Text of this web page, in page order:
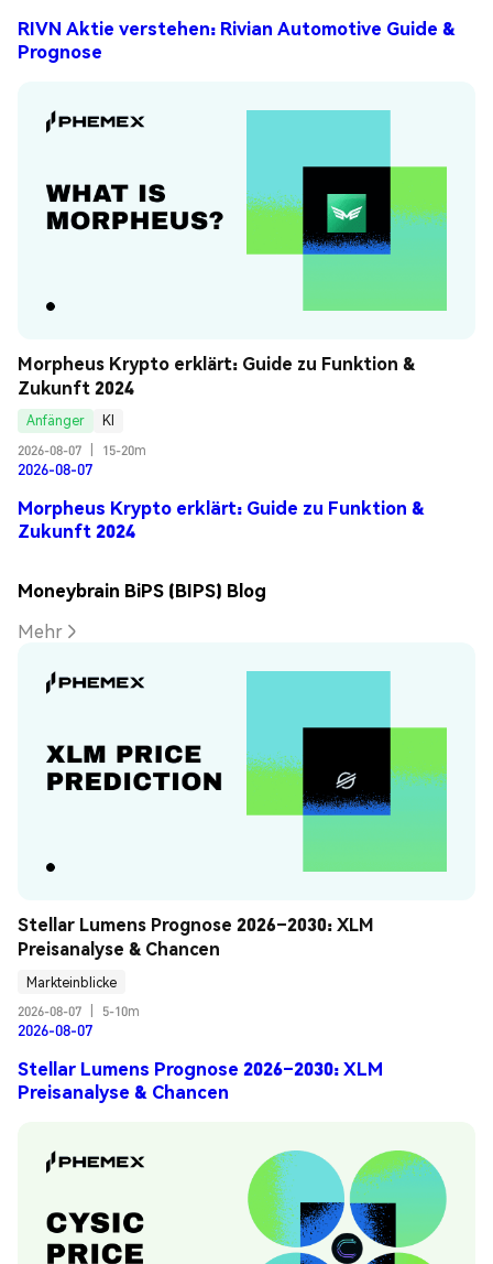
RIVN Aktie verstehen: Rivian Automotive Guide &
Prognose
Morpheus Krypto erklärt: Guide zu Funktion &
Zukunft 2024
Anfänger
KI
2026-08-07
15-20m
2026-08-07
Morpheus Krypto erklärt: Guide zu Funktion &
Zukunft 2024
Moneybrain BiPS (BIPS) Blog
Mehr
Stellar Lumens Prognose 2026–2030: XLM
Preisanalyse & Chancen
Markteinblicke
2026-08-07
5-10m
2026-08-07
Stellar Lumens Prognose 2026–2030: XLM
Preisanalyse & Chancen